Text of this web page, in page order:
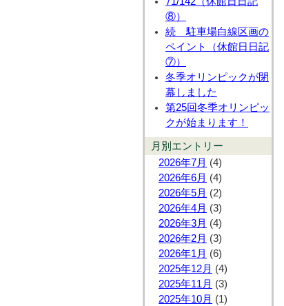
⑧）
続 駐車場白線区画の
ペイント（休館日日記
⑦）
冬季オリンピックが閉
幕しました
第25回冬季オリンピッ
クが始まります！
月別エントリー
2026年7月 (4)
2026年6月 (4)
2026年5月 (2)
2026年4月 (3)
2026年3月 (4)
2026年2月 (3)
2026年1月 (6)
2025年12月 (4)
2025年11月 (3)
2025年10月 (1)